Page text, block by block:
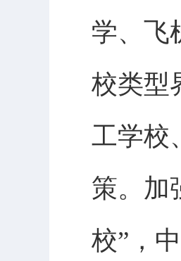
学、飞
校类型
工学校
策。加
校”，